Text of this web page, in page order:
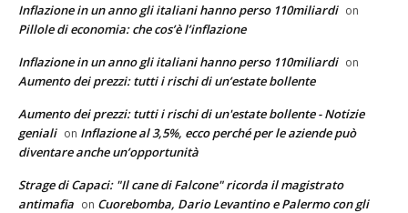
Inflazione in un anno gli italiani hanno perso 110miliardi on
Pillole di economia: che cos’è l’inflazione
Inflazione in un anno gli italiani hanno perso 110miliardi on
Aumento dei prezzi: tutti i rischi di un’estate bollente
Aumento dei prezzi: tutti i rischi di un'estate bollente - Notizie
geniali on Inflazione al 3,5%, ecco perché per le aziende può
diventare anche un’opportunità
Strage di Capaci: "Il cane di Falcone" ricorda il magistrato
antimafia on Cuorebomba, Dario Levantino e Palermo con gli